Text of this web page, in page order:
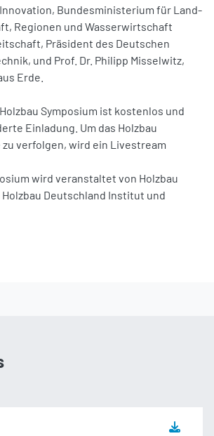
Bundesministerium für Land-
Regionen und Wasserwirtschaft
Präsident des Deutschen
und Prof. Dr. Philipp Misselwitz,
Erde.
Symposium ist kostenlos und
Einladung. Um das Holzbau
verfolgen, wird ein Livestream
wird veranstaltet von Holzbau
Deutschland Institut und